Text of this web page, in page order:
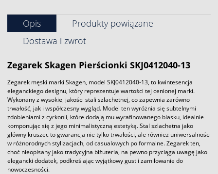
Opis
Produkty powiązane
Dostawa i zwrot
Zegarek Skagen Pierścionki SKJ0412040-13
Zegarek męski marki Skagen, model SKJ0412040-13, to kwintesencja
eleganckiego designu, który reprezentuje wartości tej cenionej marki.
Wykonany z wysokiej jakości stali szlachetnej, co zapewnia zarówno
trwałość, jak i współczesny wygląd. Model ten wyróżnia się subtelnymi
zdobieniami z cyrkonii, które dodają mu wyrafinowanego blasku, idealnie
komponując się z jego minimalistyczną estetyką. Stal szlachetna jako
główny kruszec to gwarancja nie tylko trwałości, ale również uniwersalności
w różnorodnych stylizacjach, od casualowych po formalne. Zegarek ten,
choć nieopisany jako tradycyjna biżuteria, na pewno przyciąga uwagę jako
elegancki dodatek, podkreślając wyjątkowy gust i zamiłowanie do
nowoczesności.